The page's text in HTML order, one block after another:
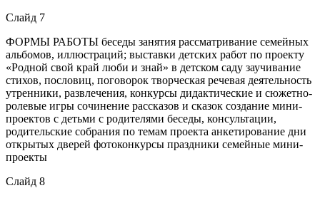
Слайд 7
ФОРМЫ РАБОТЫ беседы занятия рассматривание семейных
альбомов, иллюстраций; выставки детских работ по проекту
«Родной свой край люби и знай» в детском саду заучивание
стихов, пословиц, поговорок творческая речевая деятельность
утренники, развлечения, конкурсы дидактические и сюжетно-
ролевые игры сочинение рассказов и сказок создание мини-
проектов с детьми с родителями беседы, консультации,
родительские собрания по темам проекта анкетирование дни
открытых дверей фотоконкурсы праздники семейные мини-
проекты
Слайд 8